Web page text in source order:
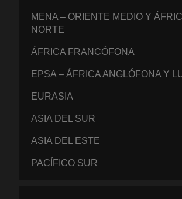
MENA – ORIENTE MEDIO Y
NORTE
ÁFRICA FRANCÓFONA
EPSA – ÁFRICA ANGLÓFONA Y
EURASIA
ASIA DEL SUR
ASIA DEL ESTE
PACÍFICO SUR